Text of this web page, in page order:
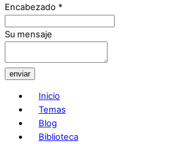
Encabezado *
Su mensaje
enviar
Inicio
Temas
Blog
Biblioteca